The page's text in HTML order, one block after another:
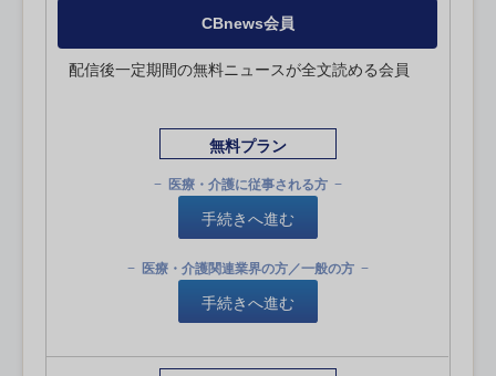
CBnews会員
配信後一定期間の無料ニュースが全文読める会員
無料プラン
医療・介護に従事される方
手続きへ進む
医療・介護関連業界の方／一般の方
手続きへ進む